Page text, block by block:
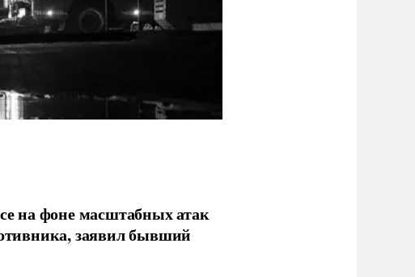
на фоне масштабных атак
заявил бывший